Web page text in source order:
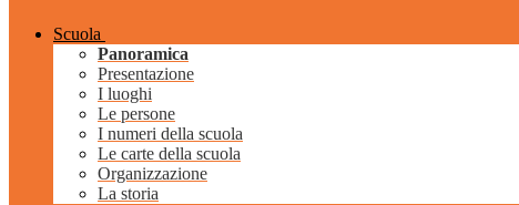
Scuola
Panoramica
Presentazione
I luoghi
Le persone
I numeri della scuola
Le carte della scuola
Organizzazione
La storia